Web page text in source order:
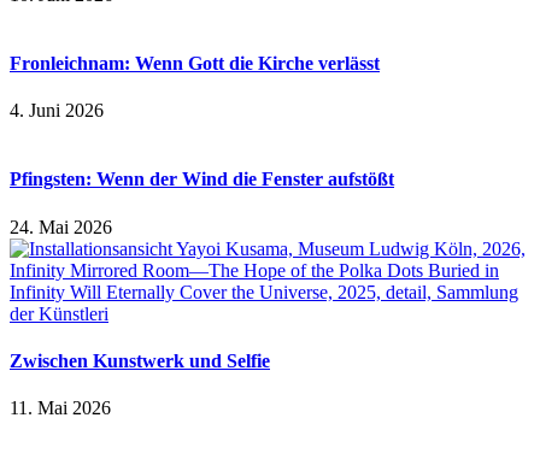
Fronleichnam: Wenn Gott die Kirche verlässt
4. Juni 2026
Pfingsten: Wenn der Wind die Fenster aufstößt
24. Mai 2026
Zwischen Kunstwerk und Selfie
11. Mai 2026